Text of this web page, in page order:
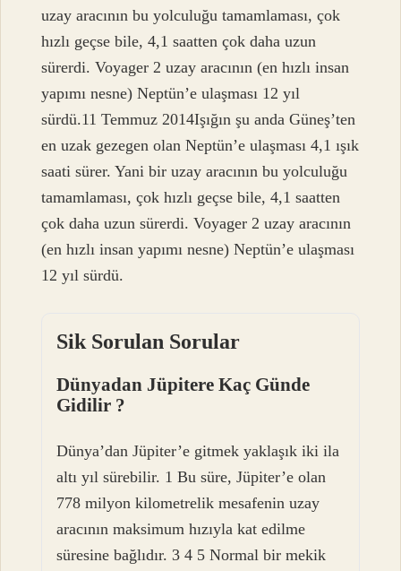
uzay aracının bu yolculuğu tamamlaması, çok
hızlı geçse bile, 4,1 saatten çok daha uzun
sürerdi. Voyager 2 uzay aracının (en hızlı insan
yapımı nesne) Neptün’e ulaşması 12 yıl
sürdü.11 Temmuz 2014Işığın şu anda Güneş’ten
en uzak gezegen olan Neptün’e ulaşması 4,1 ışık
saati sürer. Yani bir uzay aracının bu yolculuğu
tamamlaması, çok hızlı geçse bile, 4,1 saatten
çok daha uzun sürerdi. Voyager 2 uzay aracının
(en hızlı insan yapımı nesne) Neptün’e ulaşması
12 yıl sürdü.
Sik Sorulan Sorular
Dünyadan Jüpitere Kaç Günde
Gidilir ?
Dünya’dan Jüpiter’e gitmek yaklaşık iki ila
altı yıl sürebilir. 1 Bu süre, Jüpiter’e olan
778 milyon kilometrelik mesafenin uzay
aracının maksimum hızıyla kat edilme
süresine bağlıdır. 3 4 5 Normal bir mekik